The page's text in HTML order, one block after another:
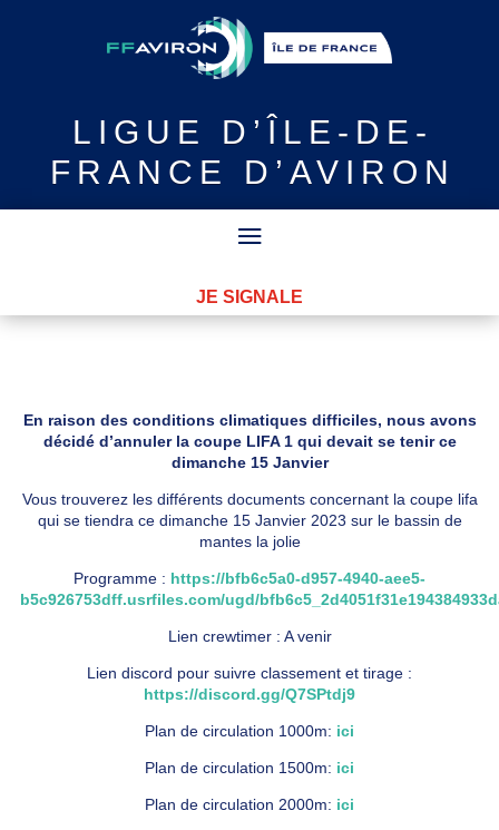
LIGUE
D’ÎLE-DE-
FRANCE D’AVIRON
JE SIGNALE
En raison des conditions climatiques difficiles, nous avons
décidé d’annuler la coupe LIFA 1 qui devait se tenir ce
dimanche 15 Janvier
Vous trouverez les différents documents concernant la coupe lifa
qui se tiendra ce dimanche 15 Janvier 2023 sur le bassin de
mantes la jolie
Programme : https://bfb6c5a0-d957-4940-aee5-
b5c926753dff.usrfiles.com/ugd/
Lien crewtimer : A venir
Lien discord pour suivre classement et tirage :
https://discord.gg/Q7SPtdj9
Plan de circulation 1000m: ici
Plan de circulation 1500m: ici
Plan de circulation 2000m: ici